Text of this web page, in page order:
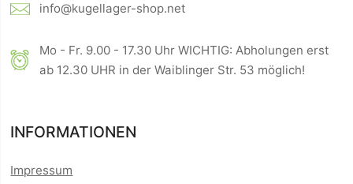
info@kugellager-shop.net
Mo - Fr. 9.00 - 17.30 Uhr WICHTIG: Abholungen erst
ab 12.30 UHR in der Waiblinger Str. 53 möglich!
INFORMATIONEN
Impressum